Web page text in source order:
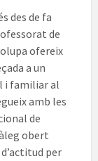
des de fa
de
ofereix
a un
i familiar al
amb les
de
obert
per